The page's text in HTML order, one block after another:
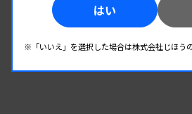
はい
※「いいえ」を選択した場合は株式会社じほう